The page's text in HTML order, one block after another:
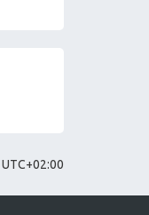
UTC+02:00